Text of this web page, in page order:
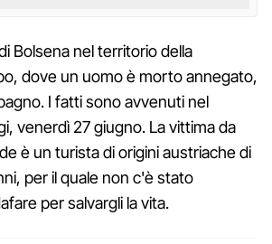
Bolsena nel territorio della
dove un uomo è morto annegato,
I fatti sono avvenuti nel
venerdì 27 giugno. La vittima da
è un turista di origini austriache di
per il quale non c'è stato
per salvargli la vita.